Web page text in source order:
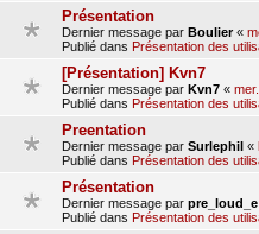
Présentation
Dernier message par Boulier«
Publié dans Présentation des
[Présentation] Kvn7
Dernier message par Kvn7 «
Publié dans Présentation des
Preentation
Dernier message par Surlephil «
Publié dans Présentation des
Présentation
Dernier message par pre_loud_e
Publié dans Présentation des